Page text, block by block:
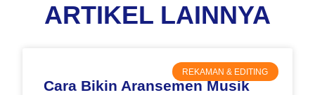
ARTIKEL LAINNYA
REKAMAN & EDITING
Cara Bikin Aransemen Musik